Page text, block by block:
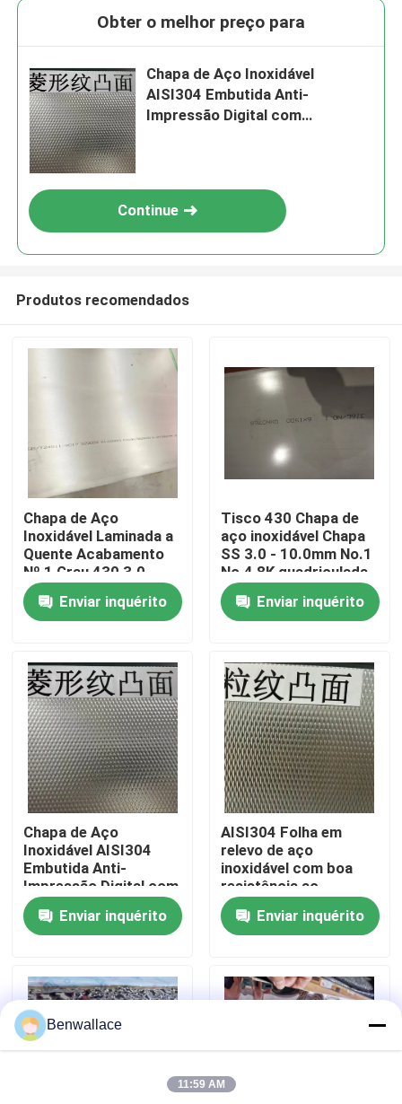
Para casa
Vídeos
Sobre nós
Visita à fábrica
Controle de qualidade
Contacte-nos
Notícias
Casos
Solicite um orçamento
Obter o melhor preço para
Chapa de Aço Inoxidável
AISI304 Embutida Anti-
Impressão Digital com
Continue
Produtos recomendados
Chapa de Aço
Inoxidável Laminada a
Quente Acabamento
Nº 1 Grau 430 3.0 -
10.0mm Chapa SS da
TISCOEnviar inquérito
Tisco 430 Chapa de
aço inoxidável Chapa
SS 3.0 - 10.0mm No.1
No.4 8K quadriculada
laminada a frio
Enviar inquérito
Chapa de Aço
Inoxidável AISI304
Embutida Anti-
Impressão Digital com
Espessura de 0,4 - 3,0
mm para Aplicações
Arquitetônicas
Enviar inquérito
AISI304 Folha em
relevo de aço
inoxidável com boa
resistência ao
desgaste e superfície
em relevo para
aplicações
Enviar inquérito
Benwallace
11:59 AM